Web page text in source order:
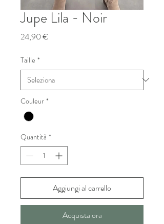
Jupe Lila - Noir
24,90 €
Taille *
Couleur *
Quantità *
Aggiungi al carrello
Acquista ora